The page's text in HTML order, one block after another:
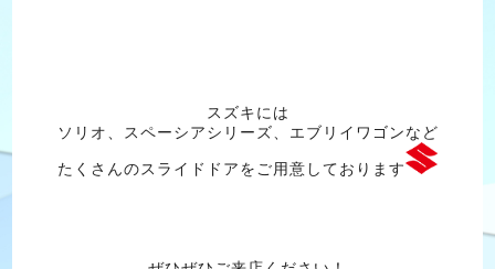
スズキには
ソリオ、スペーシアシリーズ、エブリイワゴンなど
たくさんのスライドドアをご用意しております